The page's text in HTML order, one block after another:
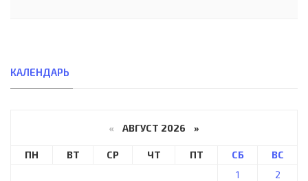
КАЛЕНДАРЬ
« АВГУСТ 2026 »
ПН ВТ СР ЧТ ПТ СБ
ВС
1
2